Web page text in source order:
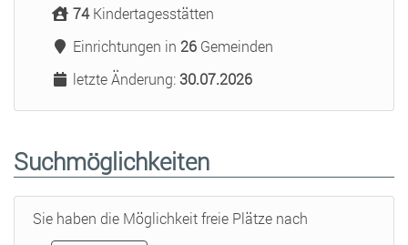
74Kindertagesstätten
Einrichtungen in 26 Gemeinden
letzte Änderung:30.07.2026
Suchmöglichkeiten
Sie haben die Möglichkeit freie Plätze nach